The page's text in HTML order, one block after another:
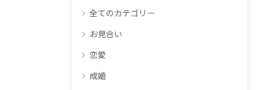
全てのカテゴリー
お見合い
恋愛
成婚